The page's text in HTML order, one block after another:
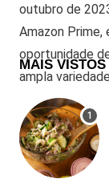
outubro de
Amazon Prime,
oportunidade
ampla
MAIS VISTOS